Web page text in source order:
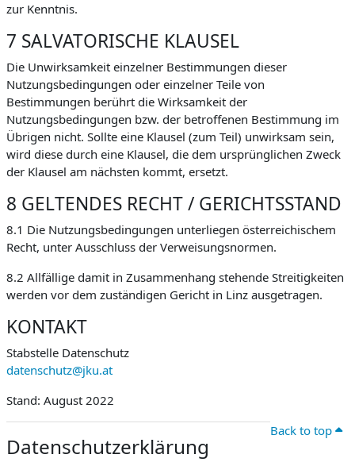
zur Kenntnis.
7 SALVATORISCHE KLAUSEL
Die Unwirksamkeit einzelner Bestimmungen dieser
Nutzungsbedingungen oder einzelner Teile von
Bestimmungen berührt die Wirksamkeit der
Nutzungsbedingungen bzw. der betroffenen Bestimmung im
Übrigen nicht. Sollte eine Klausel (zum Teil) unwirksam sein,
wird diese durch eine Klausel, die dem ursprünglichen Zweck
der Klausel am nächsten kommt, ersetzt.
8 GELTENDES RECHT / GERICHTSSTAND
8.1 Die Nutzungsbedingungen unterliegen österreichischem
Recht, unter Ausschluss der Verweisungsnormen.
8.2 Allfällige damit in Zusammenhang stehende Streitigkeiten
werden vor dem zuständigen Gericht in Linz ausgetragen.
KONTAKT
Stabstelle Datenschutz
datenschutz@jku.at
Stand: August 2022
Back to top
Datenschutzerklärung